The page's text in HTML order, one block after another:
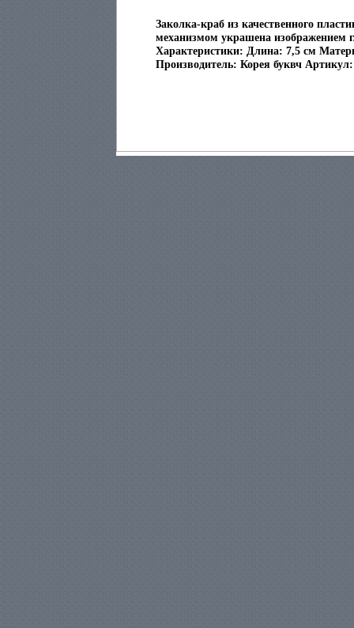
Заколка-краб из качественного
механизмом украшена изображением
Характеристики: Длина: 7,5 см
Производитель: Корея буквч Артикул: